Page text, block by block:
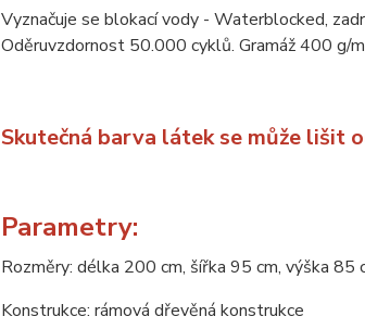
Vyznačuje se blokací vody - Waterblocked,
Oděruvzdornost 50.000 cyklů. Gramáž 400 g/
Skutečná barva látek se může lišit
Parametry:
Rozměry: délka 200 cm, šířka 95 cm, výška
Konstrukce: rámová dřevěná konstrukce